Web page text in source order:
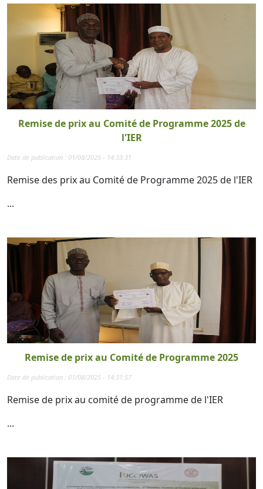
Remise de prix au Comité de Programme 2025 de
l'IER
Date de publication : 01/08/2025 - 14:33:31
Remise des prix au Comité de Programme 2025 de l'IER
...
Remise de prix au Comité de Programme 2025
Date de publication : 01/08/2025 - 14:31:57
Remise de prix au comité de programme de l'IER
...